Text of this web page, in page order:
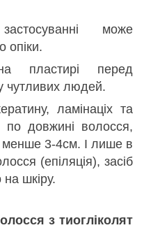
може
опіки.
пластирі перед
чутливих людей.
ламінаціх та
по довжині волосся,
менше 3-4см. І лише в
(епіляція), засіб
шкіру.
з тиогліколят